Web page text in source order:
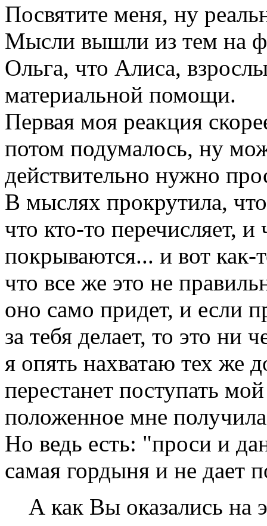
Посвятите меня, ну
Мысли вышли из тем на
Ольга, что Алиса,
материальной помощи.
Первая моя реакция
потом подумалось, ну
действительно нужно
В мыслях прокрутила,
что кто-то перечисляет,
покрываются... и вот
что все же это не
оно само придет, и если
за тебя делает, то это ни
я опять нахватаю тех же
перестанет поступать
положенное мне
Но ведь есть: "проси и
самая гордыня и не дает
А как Вы оказались на